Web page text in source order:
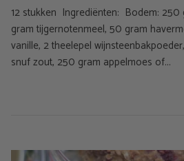
12 stukken Ingrediënten: Bodem:
gram tijgernotenmeel, 50 gram
vanille, 2 theelepel
snuf zout, 250 gram appelmoes of...